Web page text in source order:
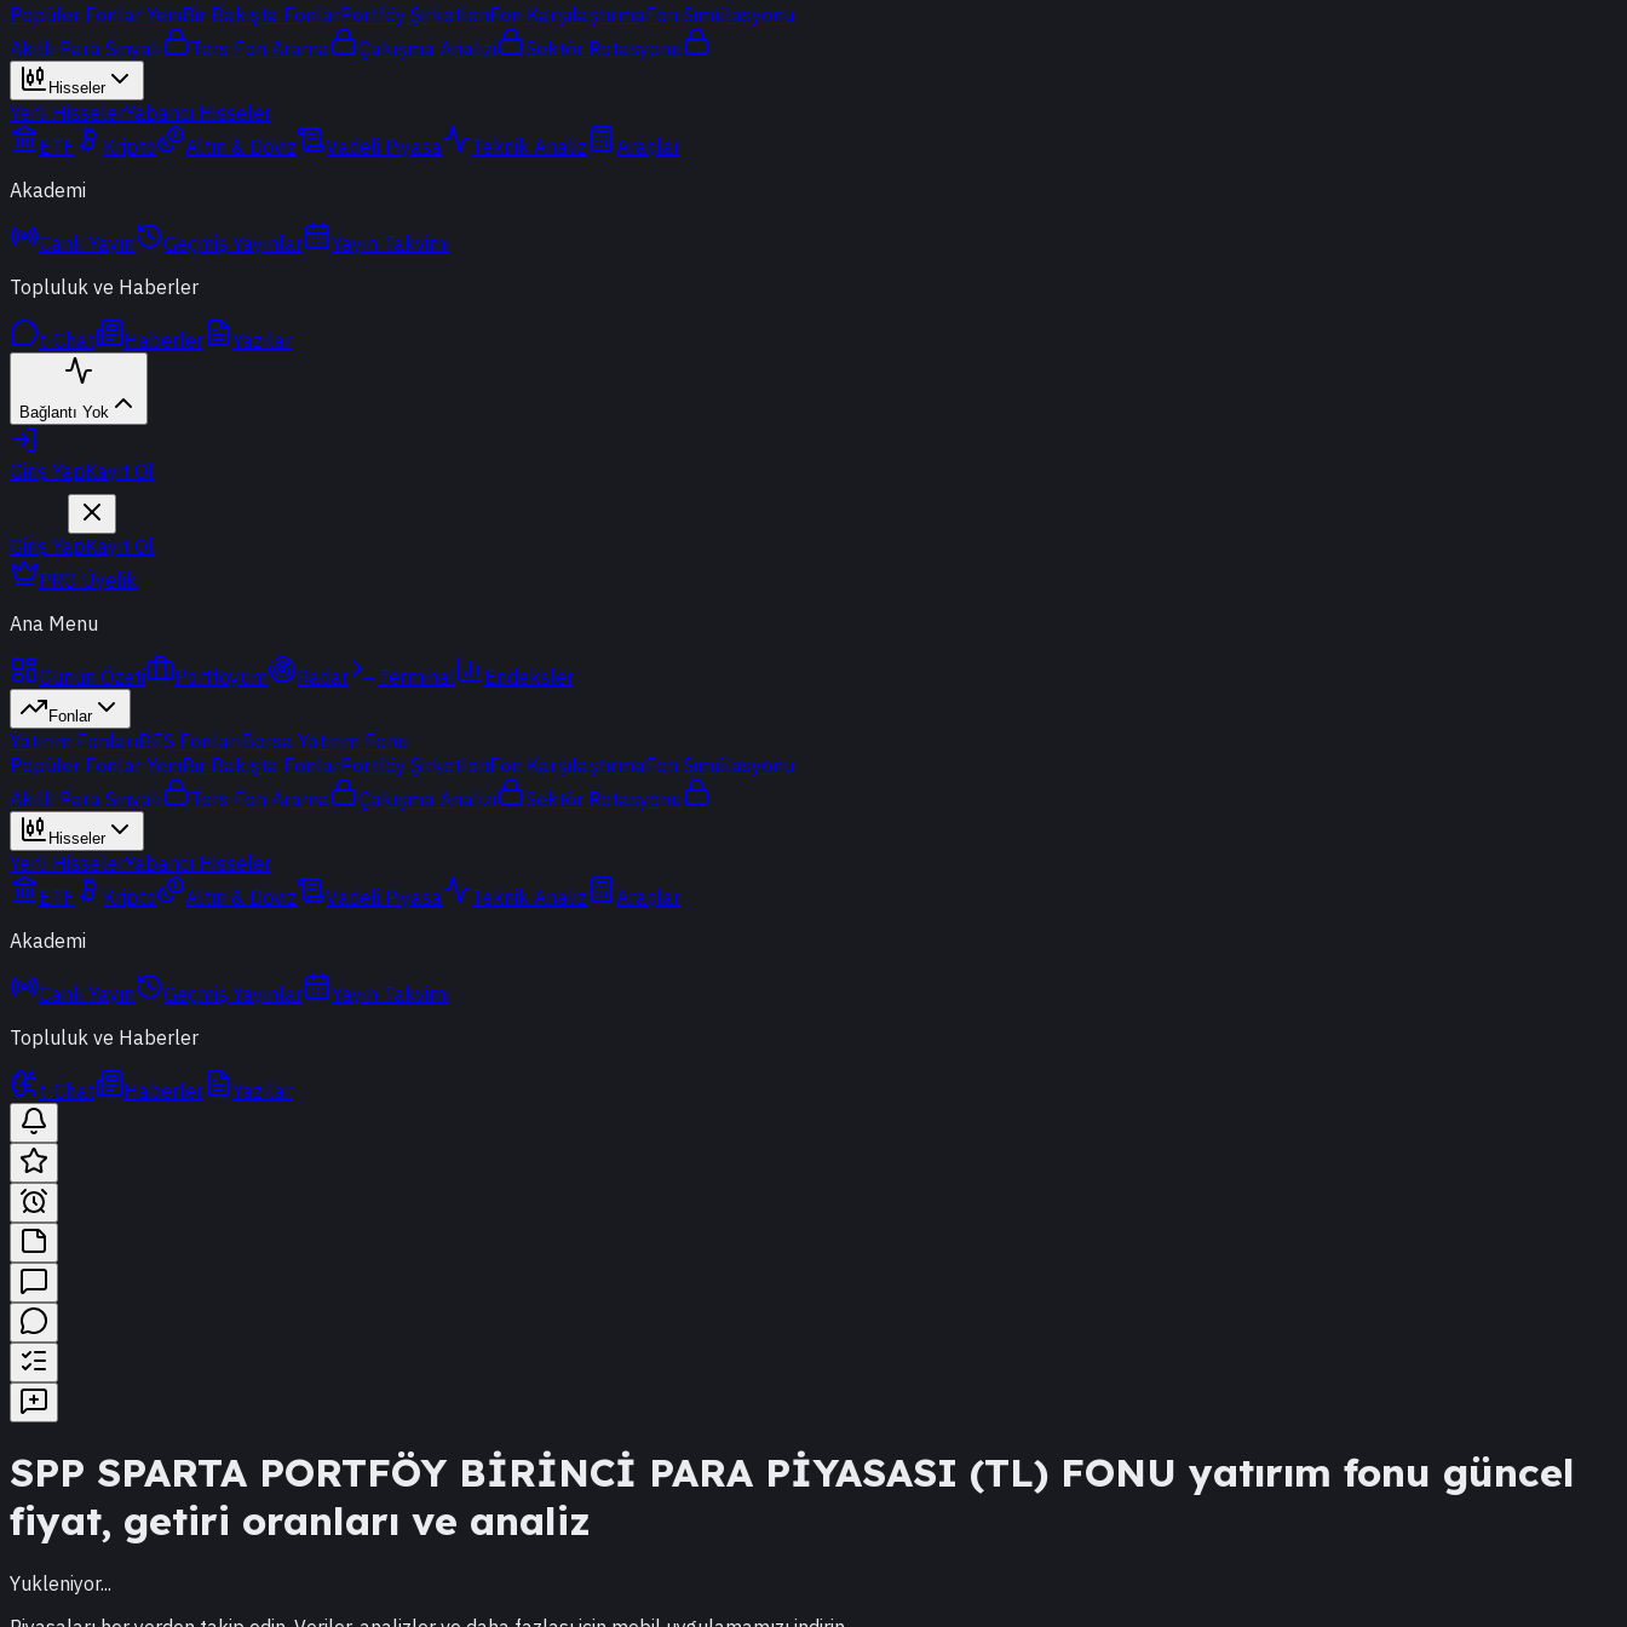
Popüler Fonlar YeniBir Bakışta FonlarPortföy ŞirketleriFon KarşılaştırmaFon Simülasyonu
Akıllı Para Sinyali
Ters Fon Arama Çakışma Analizi Sektör Rotasyonu
Hisseler
Yerli HisselerYabancı Hisseler
ETF
Kripto Altın & Döviz Vadeli Piyasa Teknik Analiz
Araçlar
Akademi
Canlı Yayın Geçmiş Yayınlar
Yayın Takvimi
Topluluk ve Haberler
t-Chat Haberler Yazılar
Bağlantı Yok
Giriş YapKayıt Ol
Giriş YapKayıt Ol
PRO Üyelik
Ana Menu
Günün Özeti Portföyüm Radar Terminal Endeksler
Fonlar
Yatırım FonlarıBES FonlarıBorsa Yatırım Fonu
Popüler Fonlar YeniBir Bakışta FonlarPortföy ŞirketleriFon KarşılaştırmaFon Simülasyonu
Akıllı Para Sinyali
Ters Fon Arama Çakışma Analizi Sektör Rotasyonu
Hisseler
Yerli HisselerYabancı Hisseler
ETF
Kripto Altın & Döviz Vadeli Piyasa Teknik Analiz
Araçlar
Akademi
Canlı Yayın Geçmiş Yayınlar
Yayın Takvimi
Topluluk ve Haberler
t-Chat Haberler Yazılar
SPP SPARTA PORTFÖY BİRİNCİ PARA PİYASASI (TL) FONU yatırım fonu güncel
fiyat, getiri oranları ve analiz
Yukleniyor...